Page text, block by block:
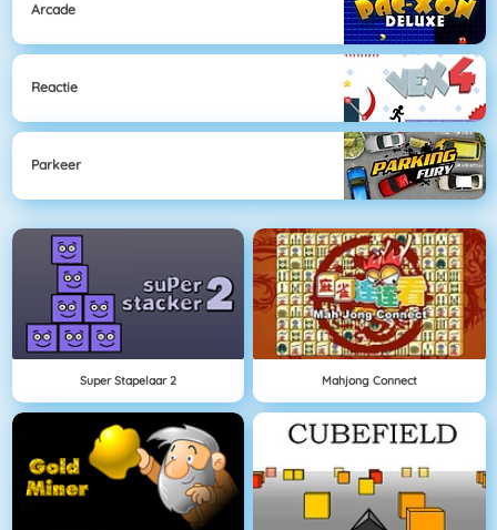
Arcade
Reactie
Parkeer
Super Stapelaar 2 Mahjong Connect